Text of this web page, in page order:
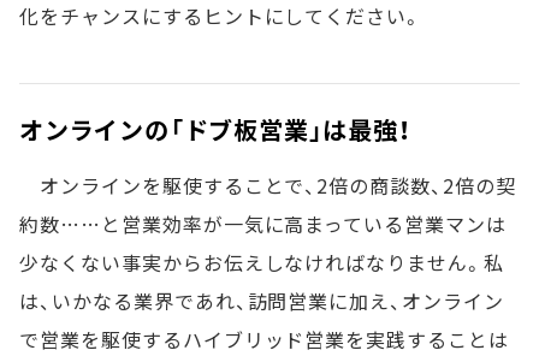
化をチャンスにするヒントにしてください。
オンラインの「ドブ板営業」は最強！
オンラインを駆使することで、2倍の商談数、2倍の契
約数……と営業効率が一気に高まっている営業マンは
少なくない事実からお伝えしなければなりません。私
は、いかなる業界であれ、訪問営業に加え、オンライン
で営業を駆使するハイブリッド営業を実践することは